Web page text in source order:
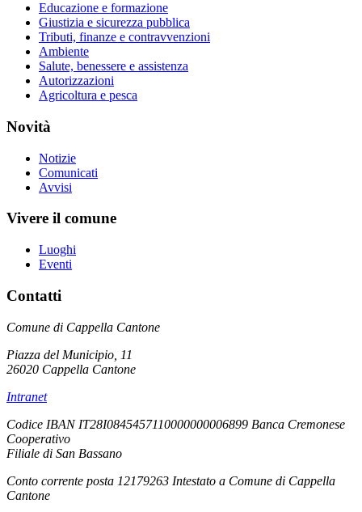
Educazione e formazione
Giustizia e sicurezza pubblica
Tributi, finanze e contravvenzioni
Ambiente
Salute, benessere e assistenza
Autorizzazioni
Agricoltura e pesca
Novità
Notizie
Comunicati
Avvisi
Vivere il comune
Luoghi
Eventi
Contatti
Comune di Cappella Cantone
Piazza del Municipio, 11
26020 Cappella Cantone
Intranet
Codice IBAN IT28I0845457110000000006899 Banca Cremonese
Cooperativo
Filiale di San Bassano
Conto corrente posta 12179263 Intestato a Comune di Cappella
Cantone